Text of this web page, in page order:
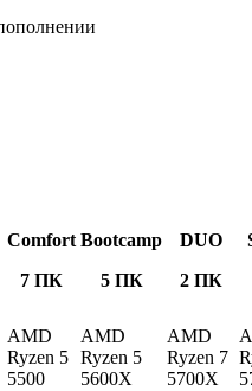
Comfort
7 ПК
Bootcamp
5 ПК
DUO
2 ПК
AMD
Ryzen 5
5500
AMD
Ryzen 5
5600X
AMD
Ryzen 7
5700X